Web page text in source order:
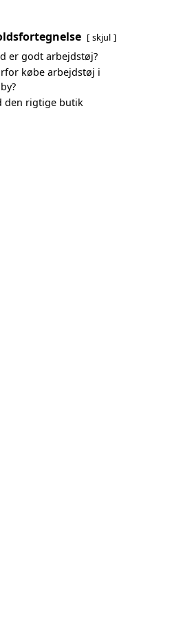
skjul
er godt arbejdstøj?
købe arbejdstøj i
den rigtige butik